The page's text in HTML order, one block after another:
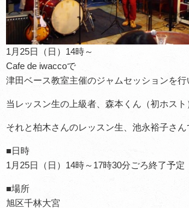
1月25日（日）14時～
Cafe de iwaccoで
津田ベース教室主催のジャムセッションを行
当レッスン生の上級者、森本くん（初ホスト
それと柏木さんのレッスン生、池永裕子さん
■日時
1月25日（日）14時～17時30分ごろ終了予定
■場所
旭区千林大宮